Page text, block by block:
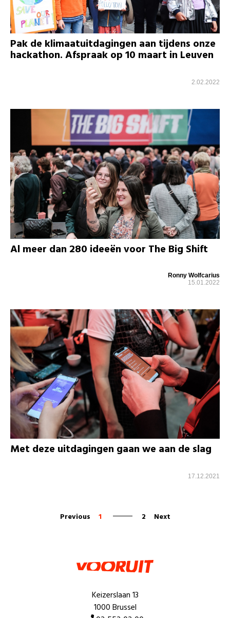
Pak de klimaatuitdagingen aan tijdens onze
hackathon. Afspraak op 10 maart in Leuven
2.02.2022
Al meer dan 280 ideeën voor The Big Shift
Ronny Wolfcarius
15.01.2022
Met deze uitdagingen gaan we aan de slag
17.12.2021
Previous 1 2 Next
Keizerslaan 13
1000 Brussel